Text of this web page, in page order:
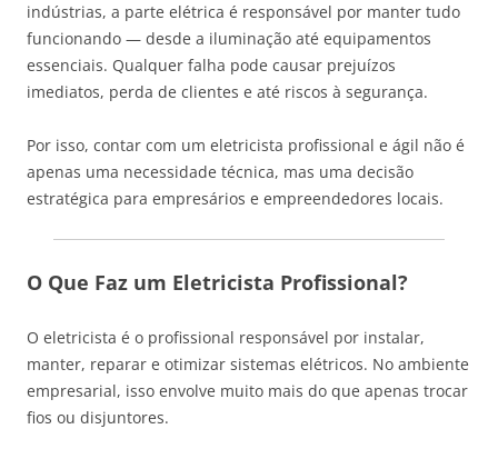
indústrias, a parte elétrica é responsável por manter tudo
funcionando — desde a iluminação até equipamentos
essenciais. Qualquer falha pode causar prejuízos
imediatos, perda de clientes e até riscos à segurança.
Por isso, contar com um eletricista profissional e ágil não é
apenas uma necessidade técnica, mas uma decisão
estratégica para empresários e empreendedores locais.
O Que Faz um Eletricista Profissional?
O eletricista é o profissional responsável por instalar,
manter, reparar e otimizar sistemas elétricos. No ambiente
empresarial, isso envolve muito mais do que apenas trocar
fios ou disjuntores.